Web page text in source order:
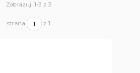
Zobrazuji 1-3 z 3
strana z 1